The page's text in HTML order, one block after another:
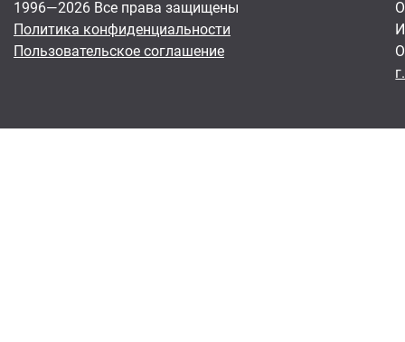
1996—2026 Все права защищены
Политика конфиденциальности
Пользовательское соглашение